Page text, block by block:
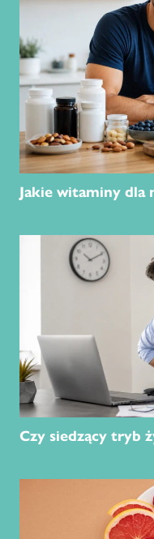
Jakie witaminy dla
Czy siedzący tryb